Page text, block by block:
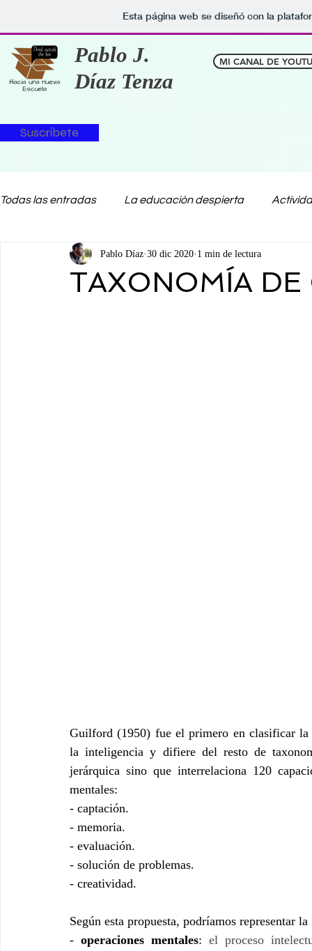
Esta página web se diseñó con la
Pablo J.
Díaz Tenza
MI CANAL DE
Suscríbete
Todas las entradas La educación despierta
Sin preparación Café pedagógico
TAXONOMÍA DE
Pablo Díaz 30 dic 2020 1 min de lectura
Guilford (1950) fue el primero en clasificar la
la inteligencia y difiere del resto de
jerárquica sino que interrelaciona 120
mentales:
- captación.
- memoria.
- evaluación.
- solución de problemas.
- creatividad.
Según esta propuesta, podríamos representar
- operaciones mentales: el proceso